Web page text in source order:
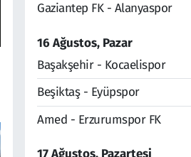
Gaziantep FK - Alanyaspor
16 Ağustos, Pazar
Başakşehir - Kocaelispor
Beşiktaş - Eyüpspor
Amed - Erzurumspor FK
17 Ağustos, Pazartesi